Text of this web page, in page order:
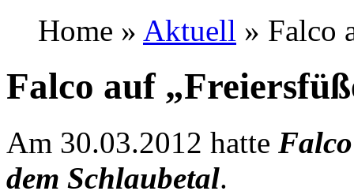
Home » Aktuell » Falco
Falco auf
Am 30.03.2012 hatte Falco
dem Schlaubetal.